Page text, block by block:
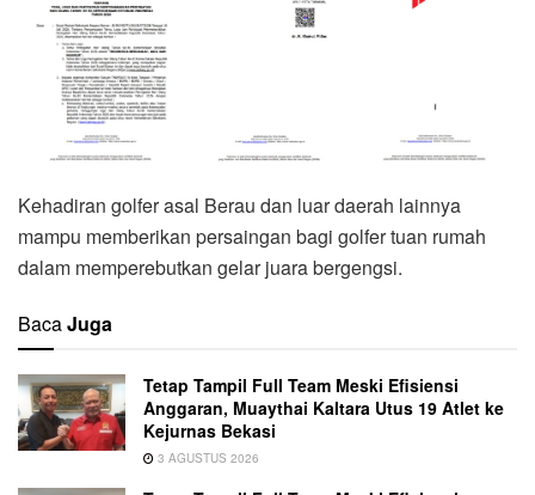
Kehadiran golfer asal Berau dan luar daerah lainnya
mampu memberikan persaingan bagi golfer tuan rumah
dalam memperebutkan gelar juara bergengsi.
BacaJuga
Tetap Tampil Full Team Meski Efisiensi
Anggaran, Muaythai Kaltara Utus 19 Atlet ke
Kejurnas Bekasi
3 AGUSTUS 2026